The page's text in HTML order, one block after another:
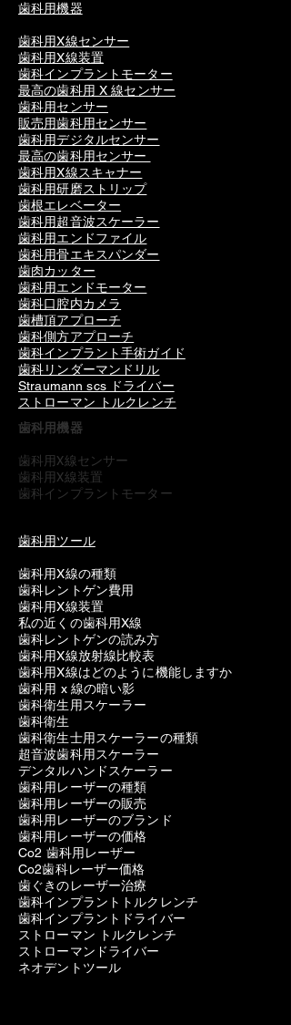
歯科用機器
歯科用X線センサー
歯科用X線装置
歯科インプラントモーター
最高の歯科用 X 線センサー
歯科用センサー
販売用歯科用センサー
歯科用デジタルセンサー
最高の歯科用センサー
歯科用X線スキャナー
歯科用研磨ストリップ
歯根エレベーター
歯科用超音波スケーラー
歯科用エンドファイル
歯科用骨エキスパンダー
歯肉カッター
歯科用エンドモーター
歯科口腔内カメラ
歯槽頂アプローチ
歯科側方アプローチ
歯科インプラント手術ガイド
歯科リンダーマンドリル
Straumann scs ドライバー
ストローマン トルクレンチ
歯科用機器
歯科用X線センサー
歯科用X線装置
歯科インプラントモーター
歯科用ツール
歯科用X線の種類
歯科レントゲン費用
歯科用X線装置
私の近くの歯科用X線
歯科レントゲンの読み方
歯科用X線放射線比較表
歯科用X線はどのように機能しますか
歯科用 x 線の暗い影
歯科衛生用スケーラー
歯科衛生
歯科衛生士用スケーラーの種類
超音波歯科用スケーラー
デンタルハンドスケーラー
歯科用レーザーの種類
歯科用レーザーの販売
歯科用レーザーのブランド
歯科用レーザーの価格
Co2 歯科用レーザー
Co2歯科レーザー価格
歯ぐきのレーザー治療
歯科インプラントトルクレンチ
歯科インプラントドライバー
ストローマン トルクレンチ
ストローマンドライバー
ネオデントツール